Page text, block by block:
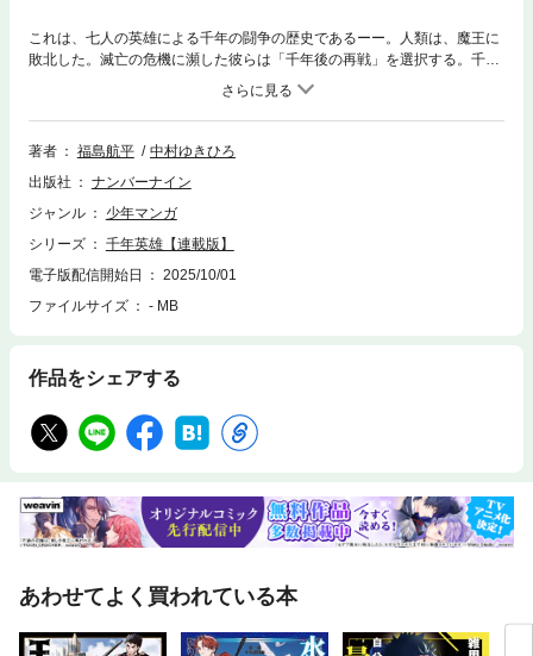
これは、七人の英雄による千年の闘争の歴史であるーー。人類は、魔王に
敗北した。滅亡の危機に瀕した彼らは「千年後の再戦」を選択する。千年
間で千倍の力を得る魔族に対し、七人の英雄たちは全く違う方法で修行を
行う。「戦士」「魔法使い」「召喚士」「白魔道士」「機械工」「呪禁道
師」「獣人」。それぞれの英雄は千年後、約束の地へと集結する。千年越
しのリベンジを果たすためにーー!!1つのプロローグと7本の読み切り、総
ジー！
著者 福島航平
中村ゆきひろ
出版社
ナンバーナイン
ジャンル
少年マンガ
シリーズ
千年英雄【連載版】
電子版配信開始日
2025/10/01
ファイルサイズ
- MB
作品をシェアする
あわせてよく買われている本